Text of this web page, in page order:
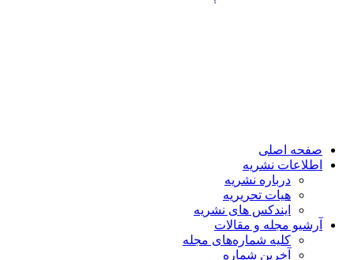
اصلی
نشریه
درباره نشریه
هیات تحریریه
ایندکس های نشریه
مجله و مقالات
کلیه شماره‌های مجله
آخرین شماره